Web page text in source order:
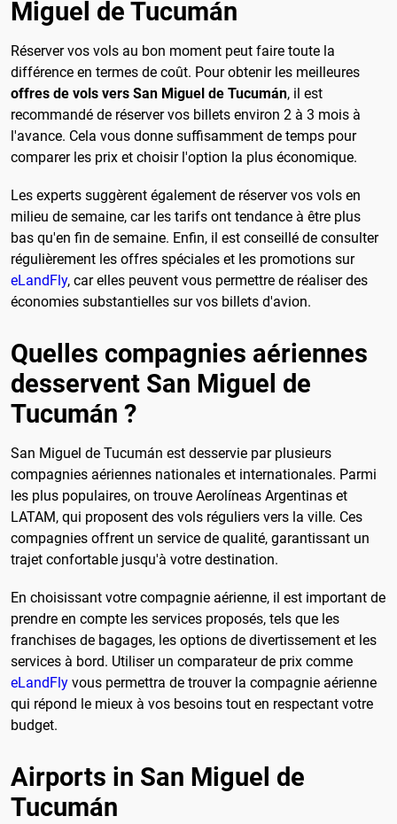
Miguel de Tucumán
Réserver vos vols au bon moment peut faire toute la
différence en termes de coût. Pour obtenir les meilleures
offres de vols vers San Miguel de Tucumán, il est
recommandé de réserver vos billets environ 2 à 3 mois à
l'avance. Cela vous donne suffisamment de temps pour
comparer les prix et choisir l'option la plus économique.
Les experts suggèrent également de réserver vos vols en
milieu de semaine, car les tarifs ont tendance à être plus
bas qu'en fin de semaine. Enfin, il est conseillé de consulter
régulièrement les offres spéciales et les promotions sur
eLandFly, car elles peuvent vous permettre de réaliser des
économies substantielles sur vos billets d'avion.
Quelles compagnies aériennes
desservent San Miguel de
Tucumán ?
San Miguel de Tucumán est desservie par plusieurs
compagnies aériennes nationales et internationales. Parmi
les plus populaires, on trouve Aerolíneas Argentinas et
LATAM, qui proposent des vols réguliers vers la ville. Ces
compagnies offrent un service de qualité, garantissant un
trajet confortable jusqu'à votre destination.
En choisissant votre compagnie aérienne, il est important de
prendre en compte les services proposés, tels que les
franchises de bagages, les options de divertissement et les
services à bord. Utiliser un comparateur de prix comme
eLandFly vous permettra de trouver la compagnie aérienne
qui répond le mieux à vos besoins tout en respectant votre
budget.
Airports in San Miguel de
Tucumán